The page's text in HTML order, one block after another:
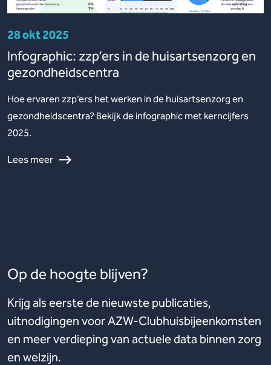
28 okt 2025
Infographic: zzp’ers in de huisartsenzorg en
gezondheidscentra
Hoe ervaren zzp’ers het werken in de huisartsenzorg en
gezondheidscentra? Bekijk de infographic met kerncijfers
2025.
Lees meer
Op de hoogte blijven?
Krijg als eerste de nieuwste publicaties,
uitnodigingen voor AZW-Clubhuisbijeenkomsten
en meer verdieping van actuele data binnen zorg
en welzijn.